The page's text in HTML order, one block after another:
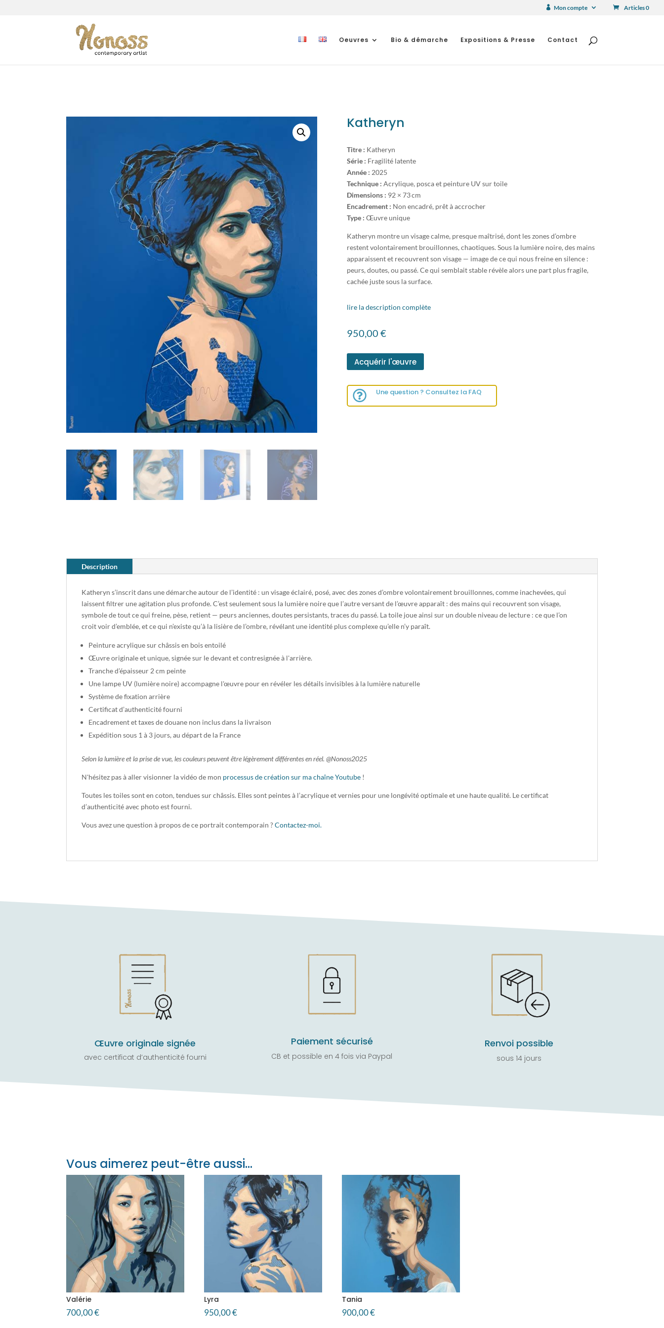
Mon compte Articles 0
Oeuvres Bio & démarche Expositions & Presse Contact
Katheryn
Titre : Katheryn
Série : Fragilité latente
Année : 2025
Technique : Acrylique, posca et peinture UV sur toile
Dimensions : 92 × 73 cm
Encadrement : Non encadré, prêt à accrocher
Type : Œuvre unique
Katheryn montre un visage calme, presque maîtrisé, dont les zones d’ombre
restent volontairement brouillonnes, chaotiques. Sous la lumière noire, des mains
apparaissent et recouvrent son visage — image de ce qui nous freine en silence :
peurs, doutes, ou passé. Ce qui semblait stable révèle alors une part plus fragile,
cachée juste sous la surface.
lire la description complète
950,00 €
Acquérir l'œuvre
 Une question ? Consultez la FAQ
Description
Katheryn s’inscrit dans une démarche autour de l’identité : un visage éclairé, posé, avec des zones d’ombre volontairement brouillonnes, comme inachevées, qui
laissent filtrer une agitation plus profonde. C’est seulement sous la lumière noire que l’autre versant de l’œuvre apparaît : des mains qui recouvrent son visage,
symbole de tout ce qui freine, pèse, retient — peurs anciennes, doutes persistants, traces du passé. La toile joue ainsi sur un double niveau de lecture : ce que l’on
croit voir d’emblée, et ce qui n’existe qu’à la lisière de l’ombre, révélant une identité plus complexe qu’elle n’y paraît.
Peinture acrylique sur châssis en bois entoilé
Œuvre originale et unique, signée sur le devant et contresignée à l'arrière.
Tranche d’épaisseur 2 cm peinte
Une lampe UV (lumière noire) accompagne l'œuvre pour en révéler les détails invisibles à la lumière naturelle
Système de fixation arrière
Certificat d’authenticité fourni
Encadrement et taxes de douane non inclus dans la livraison
Expédition sous 1 à 3 jours, au départ de la France
Selon la lumière et la prise de vue, les couleurs peuvent être légèrement différentes en réel. @Nonoss2025
N'hésitez pas à aller visionner la vidéo de mon processus de création sur ma chaîne Youtube !
Toutes les toiles sont en coton, tendues sur châssis. Elles sont peintes à l’acrylique et vernies pour une longévité optimale et une haute qualité. Le certificat
d’authenticité avec photo est fourni.
Vous avez une question à propos de ce portrait contemporain ?Contactez-moi.
Œuvre originale signée
avec certificat d’authenticité fourni
Paiement sécurisé
CB et possible en 4 fois via Paypal
Renvoi possible
sous 14 jours
Vous aimerez peut-être aussi…
Valérie
700,00€
Lyra
950,00€
Tania
900,00€